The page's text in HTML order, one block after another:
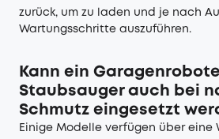
zurück, um zu laden und je nach
Wartungsschritte auszuführen.
Kann ein
Staubsauger auch bei
Schmutz eingesetzt
Einige Modelle verfügen über eine